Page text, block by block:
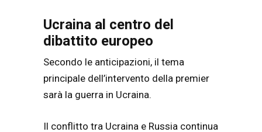
Ucraina al centro del
dibattito europeo
Secondo le anticipazioni, il tema
principale dell’intervento della premier
sarà la guerra in Ucraina.
Il conflitto tra Ucraina e Russia continua